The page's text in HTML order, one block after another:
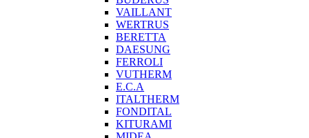
VAILLANT
WERTRUS
BERETTA
DAESUNG
FERROLI
VUTHERM
E.C.A
ITALTHERM
FONDITAL
KITURAMI